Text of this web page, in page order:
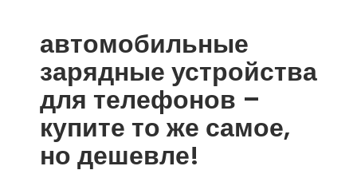
автомобильные
зарядные устройства
для телефонов –
купите то же самое,
но дешевле!